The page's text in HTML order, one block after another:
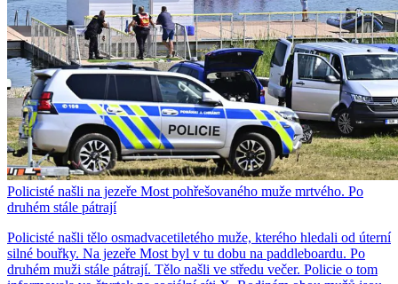
Policisté našli na jezeře Most pohřešovaného muže mrtvého. Po
druhém stále pátrají
Policisté našli tělo osmadvacetiletého muže, kterého hledali od úterní
silné bouřky. Na jezeře Most byl v tu dobu na paddleboardu. Po
druhém muži stále pátrají. Tělo našli ve středu večer. Policie o tom